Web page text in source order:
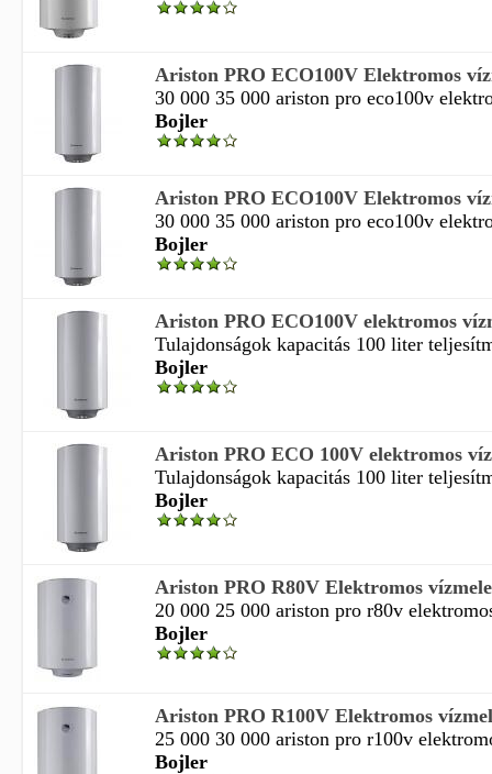
Ariston PRO ECO100V Elektromos
30 000 35 000 ariston pro eco100v
Bojler
Ariston PRO ECO100V Elektromos
30 000 35 000 ariston pro eco100v
Bojler
Ariston PRO ECO100V elektromos
Tulajdonságok kapacitás 100 liter
Bojler
Ariston PRO ECO 100V elektromos
Tulajdonságok kapacitás 100 liter
Bojler
Ariston PRO R80V Elektromos
20 000 25 000 ariston pro r80v
Bojler
Ariston PRO R100V Elektromos
25 000 30 000 ariston pro r100v
Bojler